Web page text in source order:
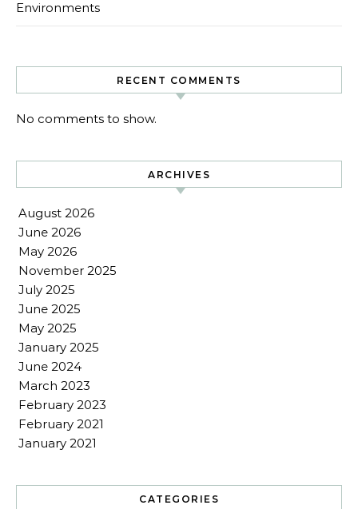
Environments
RECENT COMMENTS
No comments to show.
ARCHIVES
August 2026
June 2026
May 2026
November 2025
July 2025
June 2025
May 2025
January 2025
June 2024
March 2023
February 2023
February 2021
January 2021
CATEGORIES